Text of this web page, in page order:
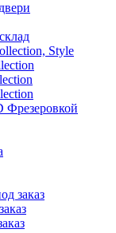
Style
Фрезеровкой
заказ